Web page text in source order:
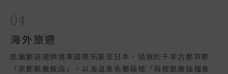
04
海外旅遊
凱撒飯店連鎖進軍國際拓展至日本，插旗於千年古都京都
「京都凱撒飯店」，以及溫泉名勝箱根「箱根凱撒強羅會